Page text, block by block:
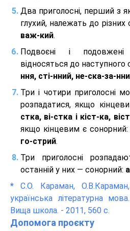
Два приголосні, перший з
глухий, належать до різних
важ-кий.
Подвоєні і
відносяться до наступного
ння, сті-нний, не-ска-за-
Три і чотири приголосні
розпадатися, якщо
стка, ві-стка і кіст-ка,
якщо кінцевим є сонорний:
го-стрий.
Три приголосні
останній у них — сонорний:
* С.О. Караман,
українська літературна
Вища школа. - 2011, 560 с.
Допомога проєкту